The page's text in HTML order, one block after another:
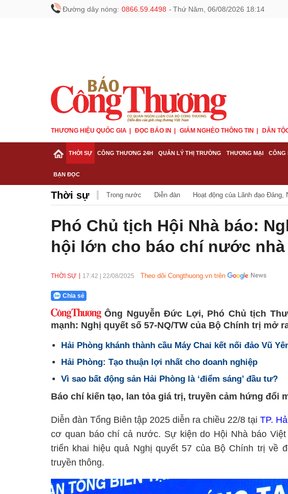
Đường dây nóng: 0866.59.4498 - Thứ Năm, 06/08/2026 18:14
THƯƠNG HIỆU QUỐC GIA ĐỌC BÁO IN GIẢM NGHÈO THÔNG TIN DÂN
THỜI SỰ CÔNG THƯƠNG 24H QUẢN LÝ THỊ TRƯỜNG THƯƠNG MẠI CÔNG
BẠN ĐỌC
Thời sự Trong nước Diễn đàn Hoạt động của Lãnh đạo Đảng,
Phó Chủ tịch Hội Nhà báo:
hội lớn cho báo chí nước nhà
THỜI SỰ 17:42 22/08/2025 Theo dõi Congthuong.vn trên
Chia sẻ
Ông Nguyễn Đức Lợi, Phó Chủ tịch
mạnh: Nghị quyết số 57-NQ/TW của Bộ Chính trị mở
Hải Phòng khánh thành cầu Máy Chai kết nối đảo Vũ
Hải Phòng: Tạo thuận lợi nhất cho doanh nghiệp
Vì sao bất động sản Hải Phòng là ‘điểm sáng’ đầu tư?
Báo chí kiến tạo, lan tỏa giá trị, truyền cảm hứng đổi
Diễn đàn Tổng Biên tập 2025 diễn ra chiều 22/8 tại TP.
cơ quan báo chí cả nước. Sự kiện do Hội Nhà báo
triển khai hiệu quả Nghị quyết 57 của Bộ Chính trị về
truyền thông.